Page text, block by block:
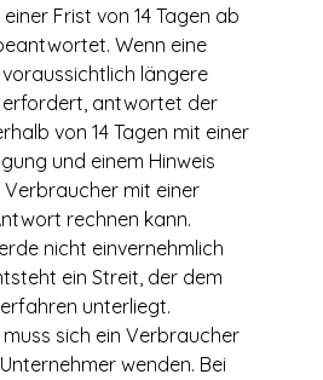
Frist von 14 Tagen ab
Wenn eine
längere
antwortet der
von 14 Tagen mit einer
und einem Hinweis
mit einer
rechnen kann.
nicht einvernehmlich
ein Streit, der dem
unterliegt.
sich ein Verbraucher
wenden. Bei